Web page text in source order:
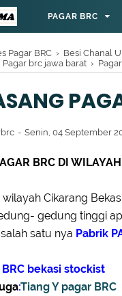
PAGAR BRC
Pagar BRC › Besi Chanal
Pagar brc jawa barat ›
Senin, 04 September
BRC DI
Cikarang
gedung tinggi
satu nya Pabrik
BRC bekasi stockist
:Tiang Y pagar BRC